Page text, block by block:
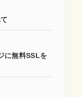
に無料SSLを